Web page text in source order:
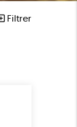
Filtrer